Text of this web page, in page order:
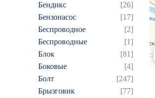
Бендикс
[26]
Бензонасос
[17]
Беспроводное
[2]
Беспроводные
[1]
Блок
[81]
Боковые
[4]
Болт
[247]
Брызговик
[77]